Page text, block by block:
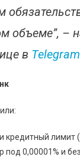
объеме”, –
в Telegram
кредитный лимит
под 0,00001% и